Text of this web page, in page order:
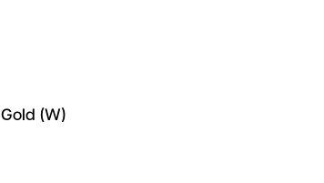
(W)